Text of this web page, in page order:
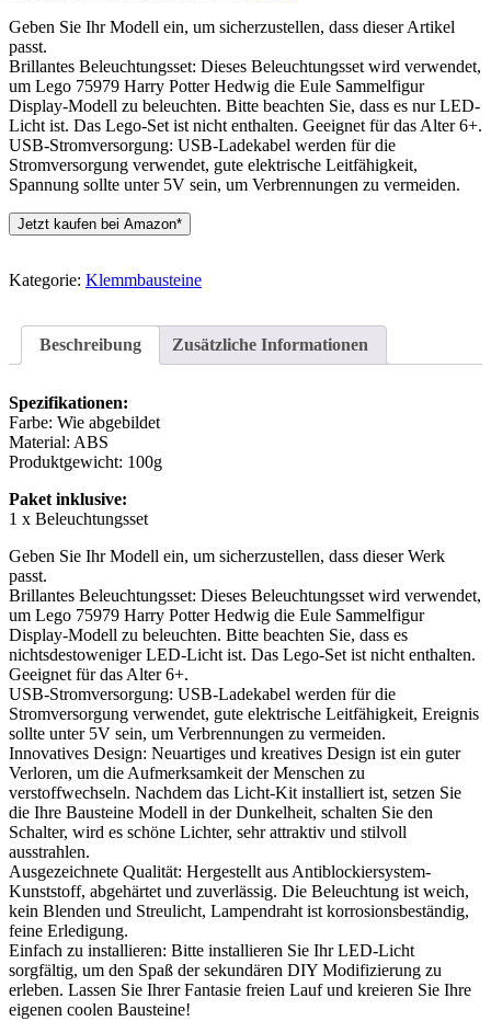
Geben Sie Ihr Modell ein, um sicherzustellen, dass dieser Artikel
passt.
Brillantes Beleuchtungsset: Dieses Beleuchtungsset wird verwendet,
um Lego 75979 Harry Potter Hedwig die Eule Sammelfigur
Display-Modell zu beleuchten. Bitte beachten Sie, dass es nur LED-
Licht ist. Das Lego-Set ist nicht enthalten. Geeignet für das Alter 6+.
USB-Stromversorgung: USB-Ladekabel werden für die
Stromversorgung verwendet, gute elektrische Leitfähigkeit,
Spannung sollte unter 5V sein, um Verbrennungen zu vermeiden.
Jetzt kaufen bei Amazon*
Kategorie: Klemmbausteine
Beschreibung Zusätzliche Informationen
Spezifikationen:
Farbe: Wie abgebildet
Material: ABS
Produktgewicht: 100g
Paket inklusive:
1 x Beleuchtungsset
Geben Sie Ihr Modell ein, um sicherzustellen, dass dieser Werk
passt.
Brillantes Beleuchtungsset: Dieses Beleuchtungsset wird verwendet,
um Lego 75979 Harry Potter Hedwig die Eule Sammelfigur
Display-Modell zu beleuchten. Bitte beachten Sie, dass es
nichtsdestoweniger LED-Licht ist. Das Lego-Set ist nicht enthalten.
Geeignet für das Alter 6+.
USB-Stromversorgung: USB-Ladekabel werden für die
Stromversorgung verwendet, gute elektrische Leitfähigkeit, Ereignis
sollte unter 5V sein, um Verbrennungen zu vermeiden.
Innovatives Design: Neuartiges und kreatives Design ist ein guter
Verloren, um die Aufmerksamkeit der Menschen zu
verstoffwechseln. Nachdem das Licht-Kit installiert ist, setzen Sie
die Ihre Bausteine Modell in der Dunkelheit, schalten Sie den
Schalter, wird es schöne Lichter, sehr attraktiv und stilvoll
ausstrahlen.
Ausgezeichnete Qualität: Hergestellt aus Antiblockiersystem-
Kunststoff, abgehärtet und zuverlässig. Die Beleuchtung ist weich,
kein Blenden und Streulicht, Lampendraht ist korrosionsbeständig,
feine Erledigung.
Einfach zu installieren: Bitte installieren Sie Ihr LED-Licht
sorgfältig, um den Spaß der sekundären DIY Modifizierung zu
erleben. Lassen Sie Ihrer Fantasie freien Lauf und kreieren Sie Ihre
eigenen coolen Bausteine!